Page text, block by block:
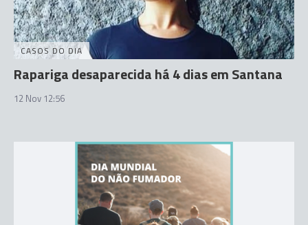
CASOS DO DIA
Rapariga desaparecida há 4 dias em Santana
12 Nov 12:56